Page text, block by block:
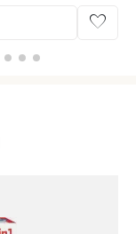
favorite